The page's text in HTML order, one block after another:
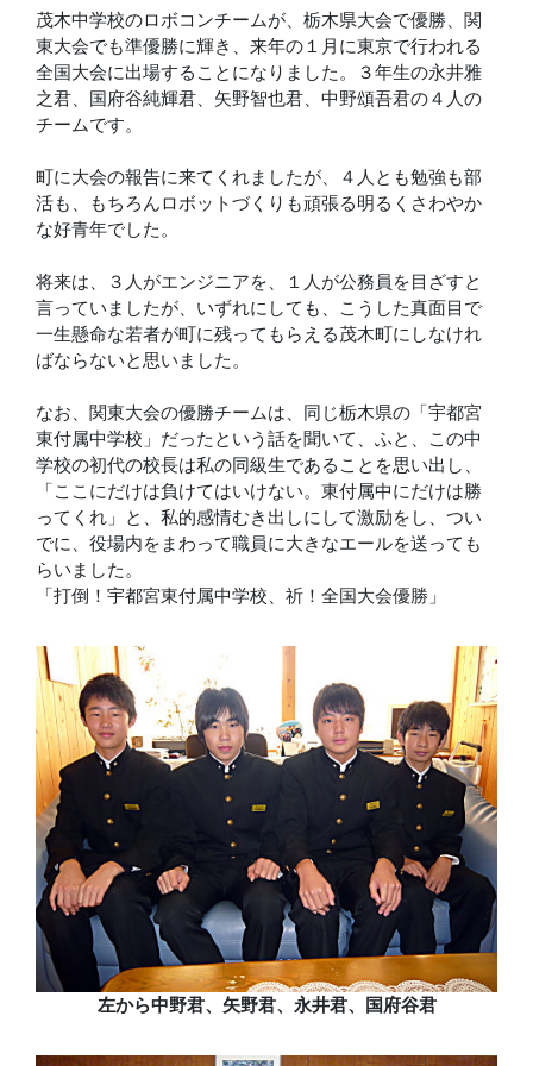
茂木中学校のロボコンチームが、栃木県大会で優勝、関
東大会でも準優勝に輝き、来年の１月に東京で行われる
全国大会に出場することになりました。３年生の永井雅
之君、国府谷純輝君、矢野智也君、中野頌吾君の４人の
チームです。
町に大会の報告に来てくれましたが、４人とも勉強も部
活も、もちろんロボットづくりも頑張る明るくさわやか
な好青年でした。
将来は、３人がエンジニアを、１人が公務員を目ざすと
言っていましたが、いずれにしても、こうした真面目で
一生懸命な若者が町に残ってもらえる茂木町にしなけれ
ばならないと思いました。
なお、関東大会の優勝チームは、同じ栃木県の「宇都宮
東付属中学校」だったという話を聞いて、ふと、この中
学校の初代の校長は私の同級生であることを思い出し、
「ここにだけは負けてはいけない。東付属中にだけは勝
ってくれ」と、私的感情むき出しにして激励をし、つい
でに、役場内をまわって職員に大きなエールを送っても
らいました。
「打倒！宇都宮東付属中学校、祈！全国大会優勝」
左から中野君、矢野君、永井君、国府谷君